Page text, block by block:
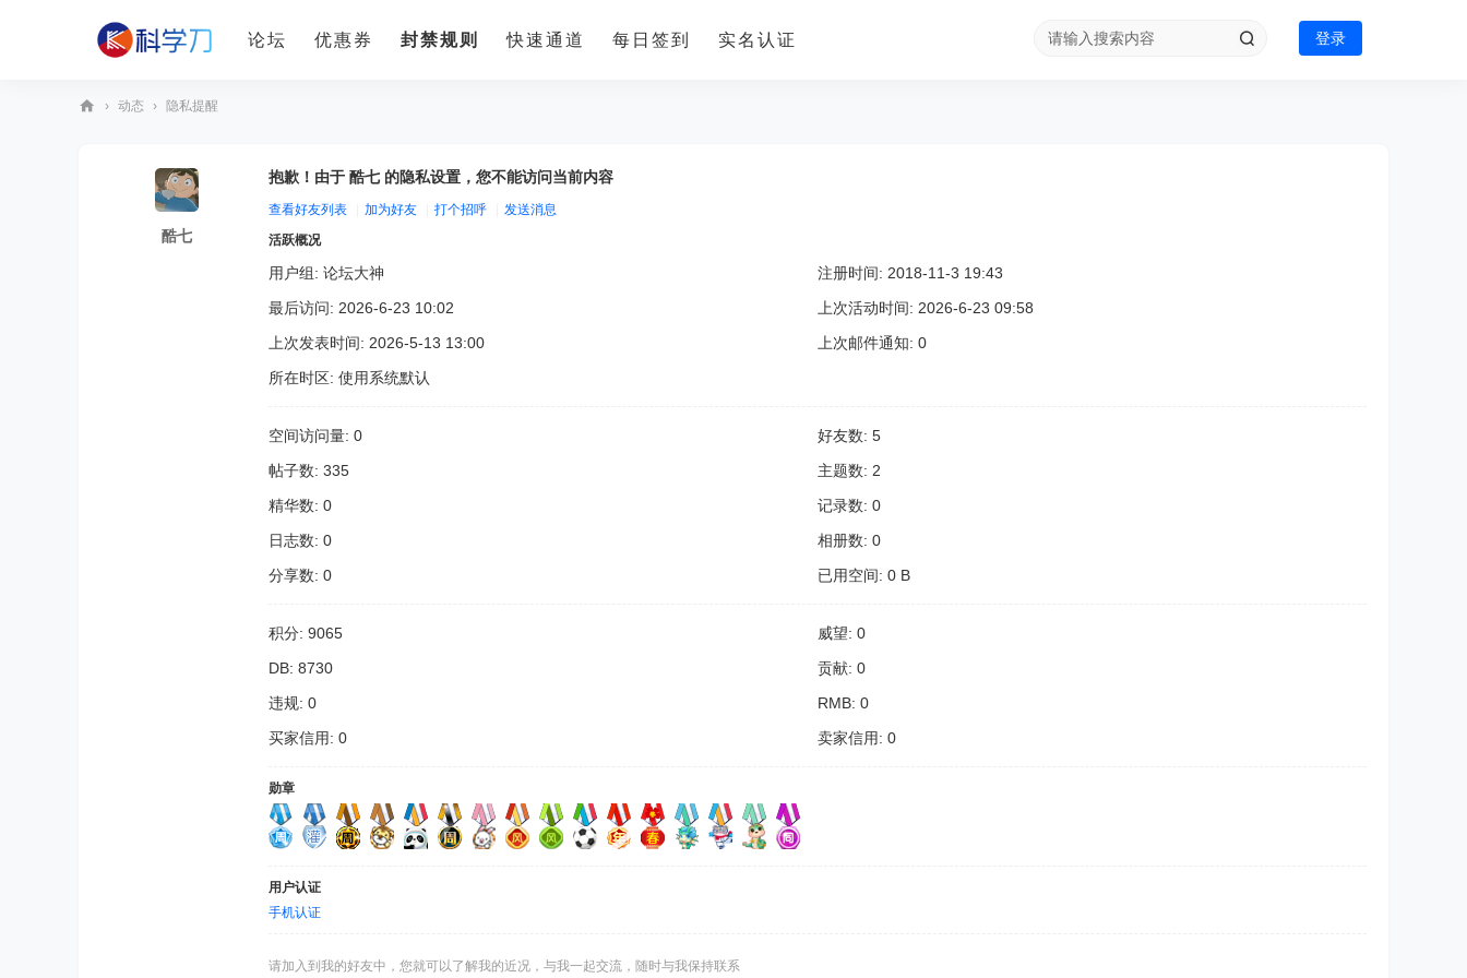
论坛 优惠券 封禁规则 快速通道 每日签到 实名认证 登录
› 动态 › 隐私提醒
酷七
抱歉！由于 酷七 的隐私设置，您不能访问当前内容
查看好友列表 加为好友 打个招呼
发送消息
活跃概况
用户组: 论坛大神
注册时间: 2018-11-3 19:43
最后访问: 2026-6-23 10:02
上次活动时间: 2026-6-23 09:58
上次发表时间: 2026-5-13 13:00
上次邮件通知: 0
所在时区: 使用系统默认
空间访问量: 0
好友数: 5
帖子数: 335
主题数: 2
精华数: 0
记录数: 0
日志数: 0
相册数: 0
分享数: 0
已用空间: 0 B
积分: 9065
威望: 0
DB: 8730
贡献: 0
违规: 0
RMB: 0
买家信用: 0
卖家信用: 0
勋章
用户认证
手机认证
请加入到我的好友中，您就可以了解我的近况，与我一起交流，随时与我保持联系